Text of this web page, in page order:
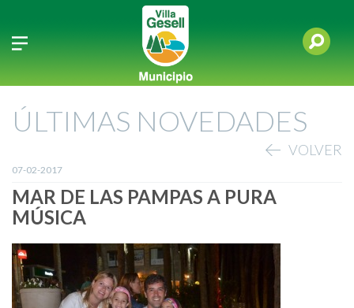
ÚLTIMAS NOVEDADES
VOLVER
07-02-2017
MAR DE LAS PAMPAS A PURA
MÚSICA